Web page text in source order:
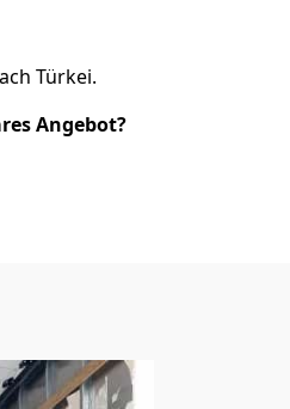
Türkei.
Angebot?